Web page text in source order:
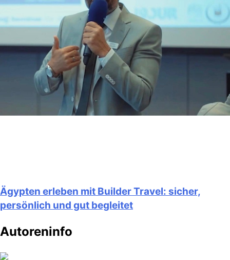
Ägypten erleben mit Builder Travel: sicher,
persönlich und gut begleitet
Autoreninfo